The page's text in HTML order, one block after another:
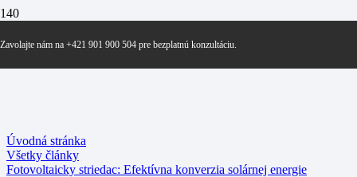
Zavolajte nám na +421 901 900 504 pre bezplatnú konzultáciu.
Úvodná stránka
Všetky články
Fotovoltaicky striedac: Efektívna konverzia solárnej energie